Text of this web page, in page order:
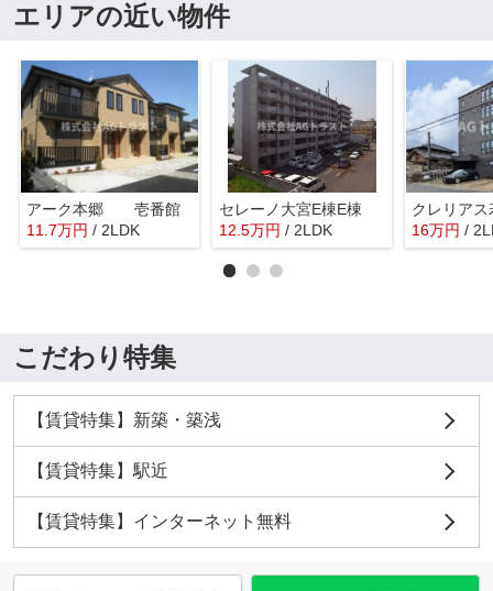
エリアの近い物件
アーク本郷 壱番館
11.7万円 / 2LDK
セレーノ大宮E棟E棟
12.5万円 / 2LDK
クレリアス
16万円 /
こだわり特集
【賃貸特集】新築・築浅
【賃貸特集】駅近
【賃貸特集】インターネット無料